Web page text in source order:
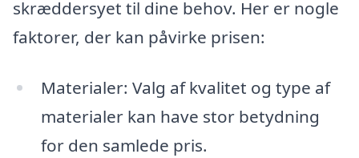
skræddersyet til dine behov. Her er nogle
faktorer, der kan påvirke prisen:
Materialer: Valg af kvalitet og type af
materialer kan have stor betydning
for den samlede pris.